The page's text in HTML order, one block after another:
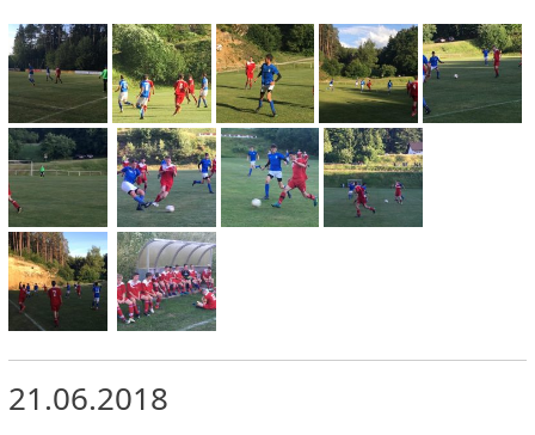
21.06.2018